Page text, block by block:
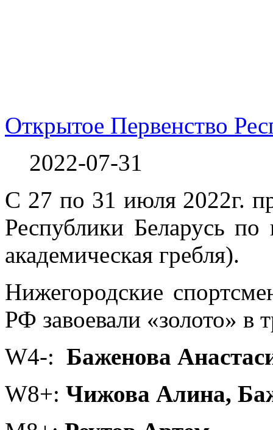
Открытое Первенство
2022-07-31
С 27 по 31 июля 2022г.
Республики Беларусь
академическая гребля).
Нижегородские
РФ завоевали «золото» в
W4-: Баженова
W8+: Чижова Алина,